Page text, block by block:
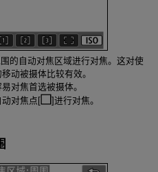
的自动对焦区域进行对焦。这对使
动被摄体比较有效。
对焦首选被摄体。
对焦点[
]进行对焦。